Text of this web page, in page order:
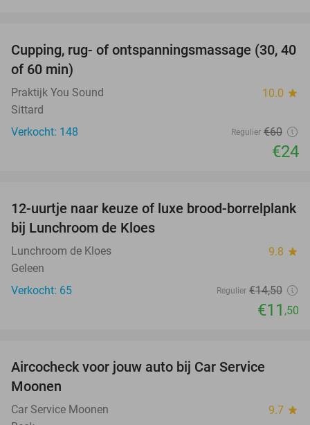
60%
Cupping, rug- of ontspanningsmassage (30, 40
of 60 min)
Praktijk You Sound 10.0 star
Sittard
Verkocht: 148
Regulier €60
€24
21%
12-uurtje naar keuze of luxe brood-borrelplank
bij Lunchroom de Kloes
Lunchroom de Kloes 9.8 star
Geleen
Verkocht: 65
Regulier €14,50
€11 ,50
Aircocheck voor jouw auto bij Car Service
Moonen
Car Service Moonen 9.7 star